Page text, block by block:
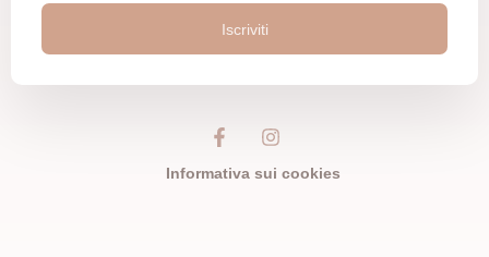
Iscriviti
Informativa sui cookies